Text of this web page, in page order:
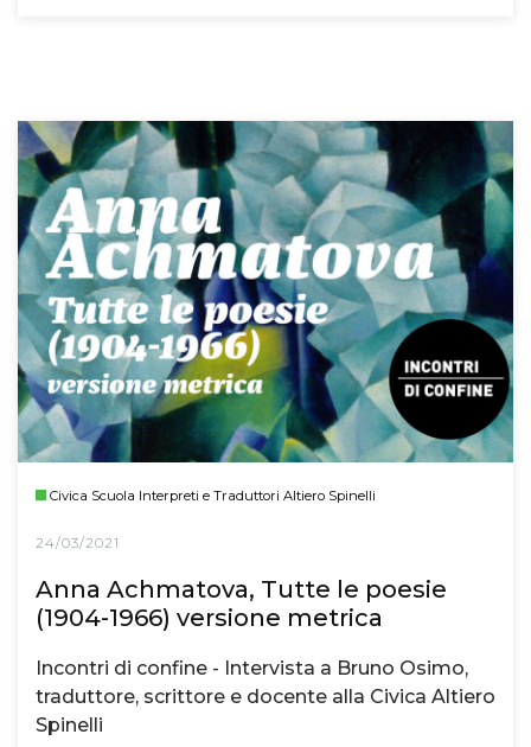
Civica Scuola Interpreti e Traduttori Altiero Spinelli
24/03/2021
Anna Achmatova, Tutte le poesie
(1904-1966) versione metrica
Incontri di confine - Intervista a Bruno Osimo,
traduttore, scrittore e docente alla Civica Altiero
Spinelli